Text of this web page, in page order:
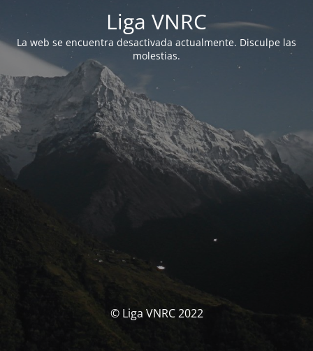
Liga VNRC
La web se encuentra desactivada actualmente. Disculpe las
molestias.
© Liga VNRC 2022